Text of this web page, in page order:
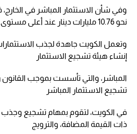
وفي شأن الاستثمار المباشر في الخارج،
نحو 10.76 مليارات دينار عند أعلى مستوى.
وتعمل الكويت جاهدة لجذب الاستثمارات
إنشاء هيئة تشجيع الاستثمار
تشجيع الاستثمار المباشر
في الكويت، لتقوم بمهام تشجيع وجذب
ذات القيمة المضافة، والترويج